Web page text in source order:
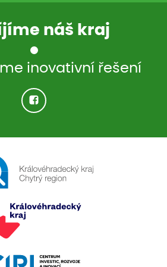
náš kraj
inovativní řešení